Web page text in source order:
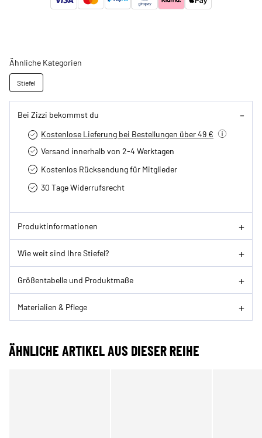
Ähnliche Kategorien
Stiefel
Bei Zizzi bekommst du
Kostenlose Lieferung bei Bestellungen über 49 €
Versand innerhalb von 2-4 Werktagen
Kostenlos Rücksendung für Mitglieder
30 Tage Widerrufsrecht
Produktinformationen
Wie weit sind Ihre Stiefel?
Größentabelle und Produktmaße
Materialien & Pflege
ÄHNLICHE ARTIKEL AUS DIESER REIHE